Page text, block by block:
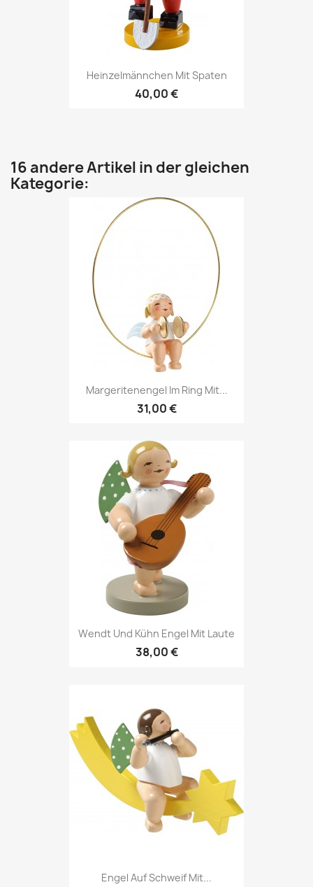
Heinzelmännchen Mit Spaten
40,00 €
16 andere Artikel in der gleichen
Kategorie:
Margeritenengel Im Ring Mit...
31,00 €
Wendt Und Kühn Engel Mit Laute
38,00 €
Engel Auf Schweif Mit...